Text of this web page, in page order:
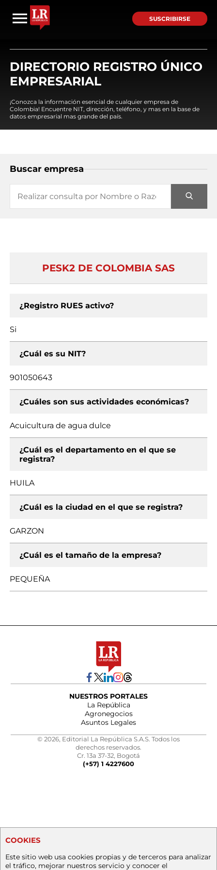
SUSCRIBIRSE
DIRECTORIO REGISTRO ÚNICO
EMPRESARIAL
¡Conozca la información esencial de cualquier empresa de
Colombia! Encuentre NIT, dirección, teléfono, y mas en la base de
datos empresarial mas grande del país.
Buscar empresa
PESK2 DE COLOMBIA SAS
¿Registro RUES activo?
Si
¿Cuál es su NIT?
901050643
¿Cuáles son sus actividades económicas?
Acuicultura de agua dulce
¿Cuál es el departamento en el que se
registra?
HUILA
¿Cuál es la ciudad en el que se registra?
GARZON
¿Cuál es el tamaño de la empresa?
PEQUEÑA
NUESTROS PORTALES
La República
Agronegocios
Asuntos Legales
© 2026, Editorial La República S.A.S. Todos los
derechos reservados.
Cr. 13a 37-32, Bogotá
(+57) 1 4227600
COOKIES
Este sitio web usa cookies propias y de terceros para analizar
el tráfico, mejorar nuestros servicio y conocer el